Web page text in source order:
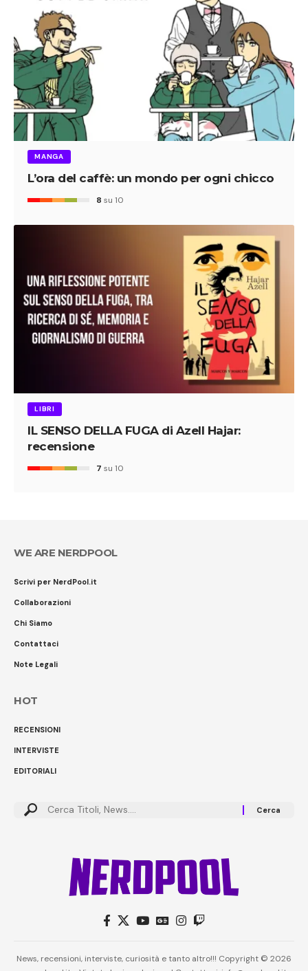
MANGA
L’ora del caffè: un mondo per ogni chicco
8 su 10
LIBRI
IL SENSO DELLA FUGA di Azell Hajar:
recensione
7 su 10
WE ARE NERDPOOL
Scrivi per NerdPool.it
Collaborazioni
Chi Siamo
Contattaci
Note Legali
HOT
RECENSIONI
INTERVISTE
EDITORIALI
News, recensioni, interviste, curiosità e tanto altro!!! Copyright © 2026